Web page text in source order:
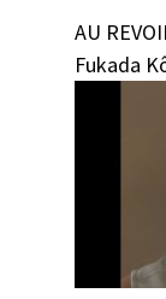
AU
Fukada